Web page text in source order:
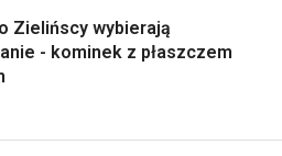
Zielińscy wybierają
- kominek z płaszczem